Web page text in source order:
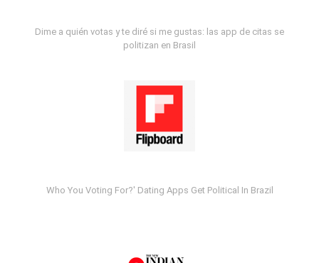
Dime a quién votas y te diré si me gustas: las app de citas se
politizan en Brasil
Who You Voting For?' Dating Apps Get Political In Brazil